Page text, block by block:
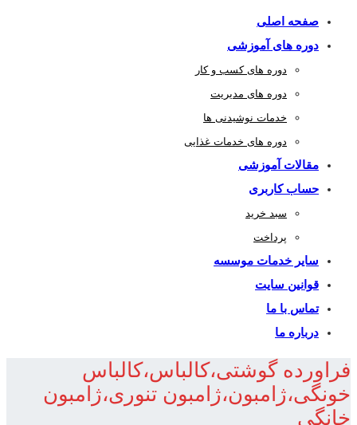
صفحه اصلی
دوره های آموزشی
دوره های کسب و کار
دوره های مدیریت
خدمات نوشیدنی ها
دوره های خدمات غذایی
مقالات آموزشی
حساب کاربری
سبد خرید
پرداخت
سایر خدمات موسسه
قوانین سایت
تماس با ما
درباره ما
فراورده گوشتی،کالباس،کالباس
خونگی،ژامبون،ژامبون تنوری،ژامبون
خانگی